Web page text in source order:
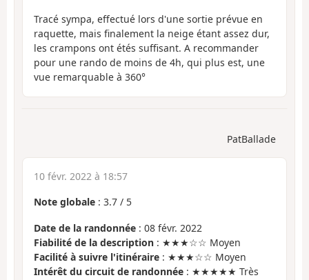
Tracé sympa, effectué lors d'une sortie prévue en
raquette, mais finalement la neige étant assez dur,
les crampons ont étés suffisant. A recommander
pour une rando de moins de 4h, qui plus est, une
vue remarquable à 360°
PatBallade
10 févr. 2022 à 18:57
Note globale : 3.7 / 5
Date de la randonnée : 08 févr. 2022
Fiabilité de la description : ★★★☆☆ Moyen
Facilité à suivre l'itinéraire : ★★★☆☆ Moyen
Intérêt du circuit de randonnée : ★★★★★ Très